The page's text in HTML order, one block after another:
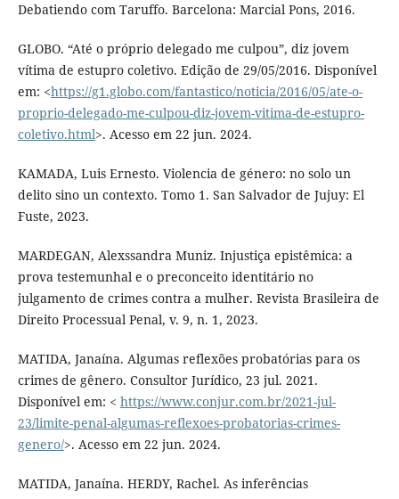
Debatiendo com Taruffo. Barcelona: Marcial Pons, 2016.
GLOBO. “Até o próprio delegado me culpou”, diz jovem
vítima de estupro coletivo. Edição de 29/05/2016. Disponível
em: <https://g1.globo.com/fantastico/noticia/2016/05/ate-o-
proprio-delegado-me-culpou-diz-jovem-vitima-de-estupro-
coletivo.html>. Acesso em 22 jun. 2024.
KAMADA, Luis Ernesto. Violencia de género: no solo un
delito sino un contexto. Tomo 1. San Salvador de Jujuy: El
Fuste, 2023.
MARDEGAN, Alexssandra Muniz. Injustiça epistêmica: a
prova testemunhal e o preconceito identitário no
julgamento de crimes contra a mulher. Revista Brasileira de
Direito Processual Penal, v. 9, n. 1, 2023.
MATIDA, Janaína. Algumas reflexões probatórias para os
crimes de gênero. Consultor Jurídico, 23 jul. 2021.
Disponível em: < https://www.conjur.com.br/2021-jul-
23/limite-penal-algumas-reflexoes-probatorias-crimes-
genero/>. Acesso em 22 jun. 2024.
MATIDA, Janaína. HERDY, Rachel. As inferências